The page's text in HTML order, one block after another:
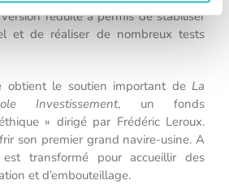
réduite a permis de stabiliser
et de réaliser de nombreux tests
obtient le soutien important de La
Investissement, un fonds
» dirigé par Frédéric Leroux.
son premier grand navire-usine. A
transformé pour accueillir des
et d’embouteillage.